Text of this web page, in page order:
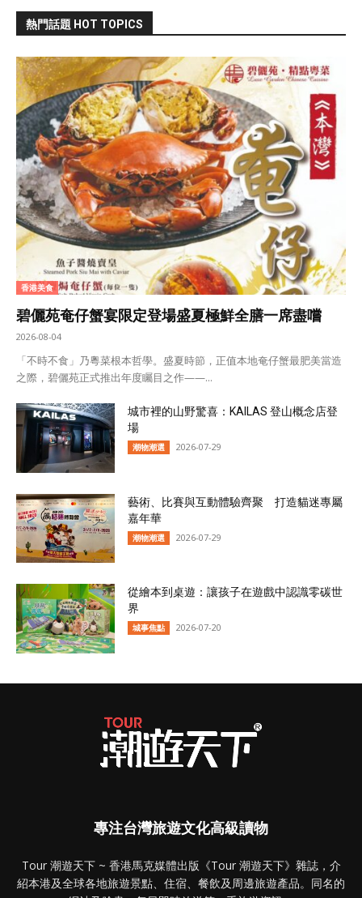
熱門話題 HOT TOPICS
香港美食
碧儷苑奄仔蟹宴限定登場盛夏極鮮全膳一席盡嚐
2026-08-04
「不時不食」乃粵菜根本哲學。盛夏時節，正值本地奄仔蟹最肥美當造
之際，碧儷苑正式推出年度矚目之作——...
城市裡的山野驚喜：KAILAS 登山概念店登
場
潮物潮選 2026-07-29
藝術、比賽與互動體驗齊聚 打造貓迷專屬
嘉年華
潮物潮選 2026-07-29
從繪本到桌遊：讓孩子在遊戲中認識零碳世
界
城事焦點 2026-07-20
專注台灣旅遊文化高級讀物
Tour 潮遊天下 ~ 香港馬克媒體出版《Tour 潮遊天下》雜誌，介
紹本港及全球各地旅遊景點、住宿、餐飲及周邊旅遊產品。同名的